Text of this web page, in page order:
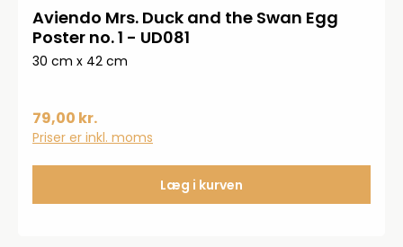
Aviendo Mrs. Duck and the Swan Egg
Poster no. 1 - UD081
30 cm x 42 cm
79,00 kr.
Priser er inkl. moms
Læg i kurven